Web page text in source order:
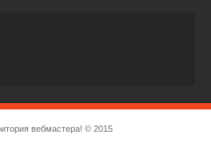
вебмастера! © 2015